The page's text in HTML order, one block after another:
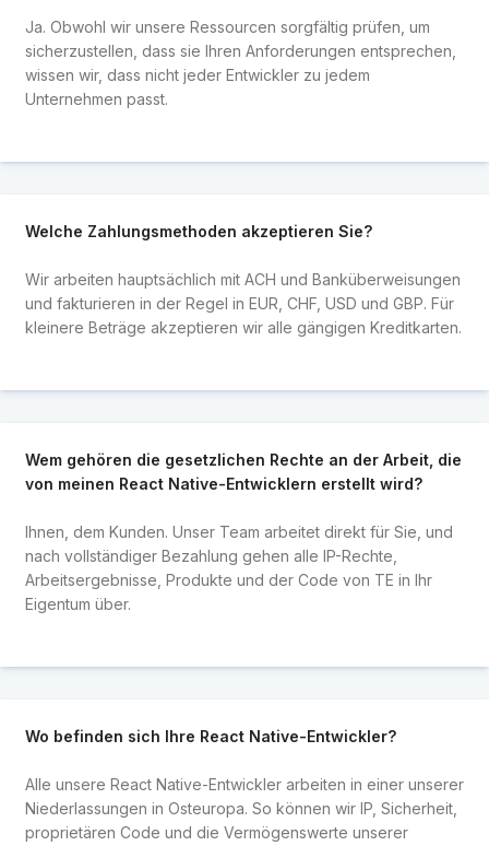
Ja. Obwohl wir unsere Ressourcen sorgfältig prüfen, um
sicherzustellen, dass sie Ihren Anforderungen entsprechen,
wissen wir, dass nicht jeder Entwickler zu jedem
Unternehmen passt.
Welche Zahlungsmethoden akzeptieren Sie?
Wir arbeiten hauptsächlich mit ACH und Banküberweisungen
und fakturieren in der Regel in EUR, CHF, USD und GBP. Für
kleinere Beträge akzeptieren wir alle gängigen Kreditkarten.
Wem gehören die gesetzlichen Rechte an der Arbeit, die
von meinen React Native-Entwicklern erstellt wird?
Ihnen, dem Kunden. Unser Team arbeitet direkt für Sie, und
nach vollständiger Bezahlung gehen alle IP-Rechte,
Arbeitsergebnisse, Produkte und der Code von TE in Ihr
Eigentum über.
Wo befinden sich Ihre React Native-Entwickler?
Alle unsere React Native-Entwickler arbeiten in einer unserer
Niederlassungen in Osteuropa. So können wir IP, Sicherheit,
proprietären Code und die Vermögenswerte unserer